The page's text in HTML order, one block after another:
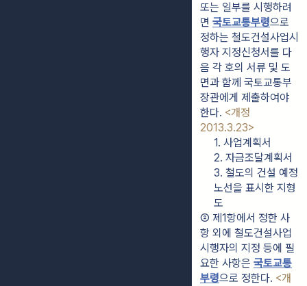
또는 일부를 시행하려
면 국토교통부령으로
정하는 철도건설사업시
행자 지정신청서를 다
음 각 호의 서류 및 도
면과 함께 국토교통부
장관에게 제출하여야
한다. <개정
2013.3.23>
1. 사업계획서
2. 자금조달계획서
3. 철도의 건설 예정
노선을 표시한 지형
도
② 제1항에서 정한 사
항 외에 철도건설사업
시행자의 지정 등에 필
요한 사항은 국토교통
부령으로 정한다. <개